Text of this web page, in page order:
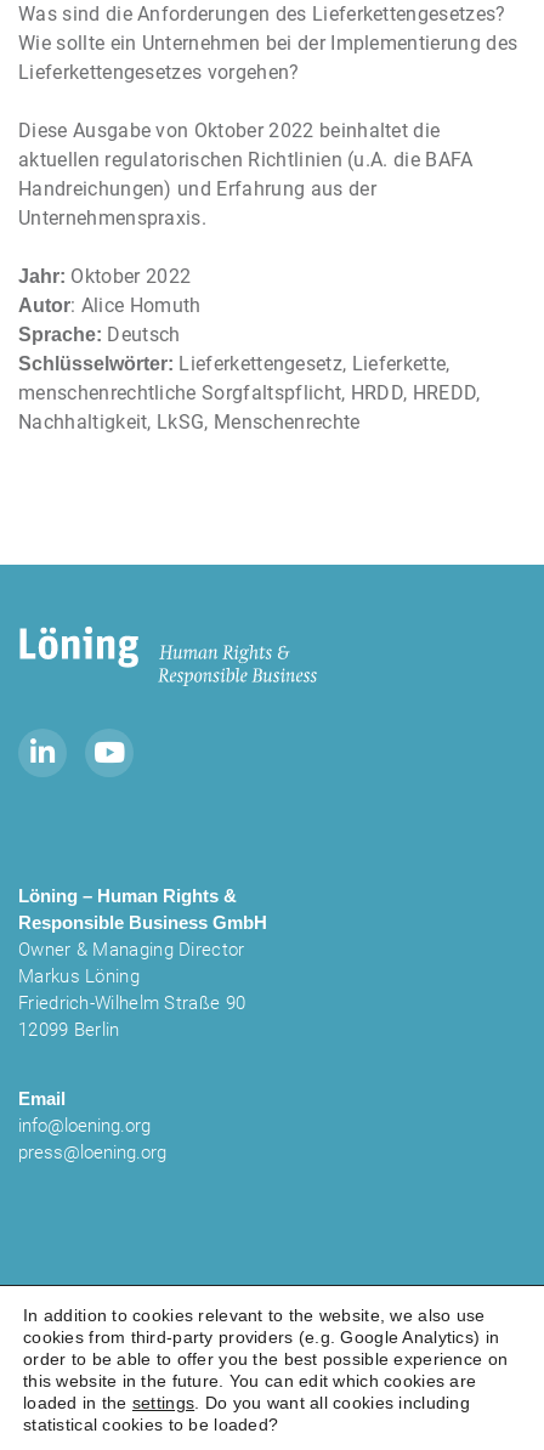
Was sind die Anforderungen des Lieferkettengesetzes?
Wie sollte ein Unternehmen bei der Implementierung des
Lieferkettengesetzes vorgehen?
Diese Ausgabe von Oktober 2022 beinhaltet die
aktuellen regulatorischen Richtlinien (u.A. die BAFA
Handreichungen) und Erfahrung aus der
Unternehmenspraxis.
Jahr: Oktober 2022
Autor: Alice Homuth
Sprache: Deutsch
Schlüsselwörter: Lieferkettengesetz, Lieferkette,
menschenrechtliche Sorgfaltspflicht, HRDD, HREDD,
Nachhaltigkeit, LkSG, Menschenrechte
Löning – Human Rights &
Responsible Business GmbH
Owner & Managing Director
Markus Löning
Friedrich-Wilhelm Straße 90
12099 Berlin
Email
info@loening.org
press@loening.org
LEGAL NOTICE PRIVACY POLICY COOKIES
© 2025 Löning - Human Rights & Responsible
Business GmbH. All rights reserved.
In addition to cookies relevant to the website, we also use
cookies from third-party providers (e.g. Google Analytics) in
order to be able to offer you the best possible experience on
this website in the future. You can edit which cookies are
loaded in the settings . Do you want all cookies including
statistical cookies to be loaded?